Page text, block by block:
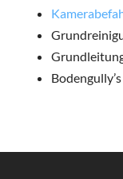
Bodengully’s